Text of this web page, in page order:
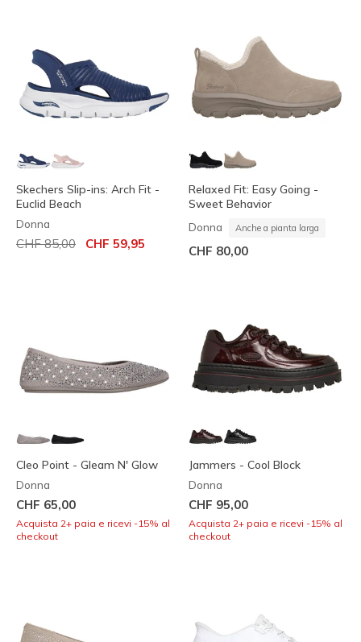
Skechers Slip-ins: Arch Fit -
Euclid Beach
Donna
Prezzo ridotto da
CHF 85,00 per
CHF 59,95
Relaxed Fit: Easy Going -
Sweet Behavior
Donna Anche a pianta larga
CHF 80,00
Cleo Point - Gleam N' Glow
Donna
CHF 65,00
Acquista 2+ paia e ricevi -15% al
checkout
Jammers - Cool Block
Donna
CHF 95,00
Acquista 2+ paia e ricevi -15% al
checkout